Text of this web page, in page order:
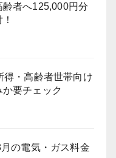
齢者へ125,000円分
得・高齢者世帯向け
要チェック
月の電気・ガス料金